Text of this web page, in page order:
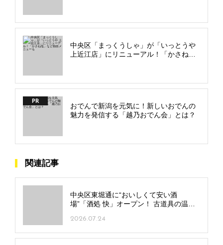
中央区「まっくうしゃ」が「いっとうや
上近江店」にリニューアル！「かさね
PR
おでんで新潟を元気に！新しいおでんの
魅力を発信する「越乃おでん会」とは？
関連記事
中央区東堀通に“おいしくて安い酒
場”「酒処 快」オープン！ 古道具の温も
2026.07.24